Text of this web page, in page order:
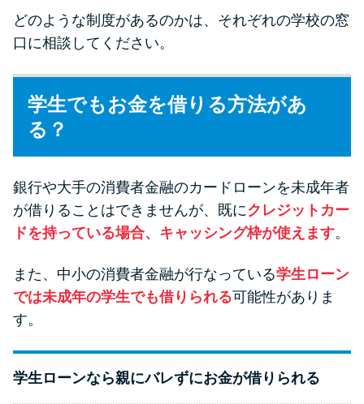
どのような制度があるのかは、それぞれの学校の窓
口に相談してください。
学生でもお金を借りる方法があ
る？
銀行や大手の消費者金融のカードローンを未成年者
が借りることはできませんが、既にクレジットカー
ドを持っている場合、キャッシング枠が使えます。
また、中小の消費者金融が行なっている学生ローン
では未成年の学生でも借りられる可能性がありま
す。
学生ローンなら親にバレずにお金が借りられる